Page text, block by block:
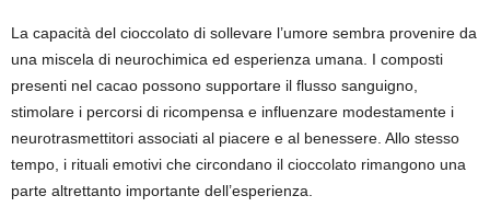
La capacità del cioccolato di sollevare l’umore sembra provenire da
una miscela di neurochimica ed esperienza umana. I composti
presenti nel cacao possono supportare il flusso sanguigno,
stimolare i percorsi di ricompensa e influenzare modestamente i
neurotrasmettitori associati al piacere e al benessere. Allo stesso
tempo, i rituali emotivi che circondano il cioccolato rimangono una
parte altrettanto importante dell’esperienza.